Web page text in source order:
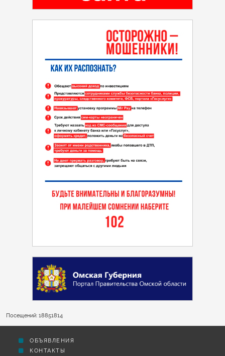
Посещений: 18851814
ОБЪЯВЛЕНИЯ
КОНТАКТЫ